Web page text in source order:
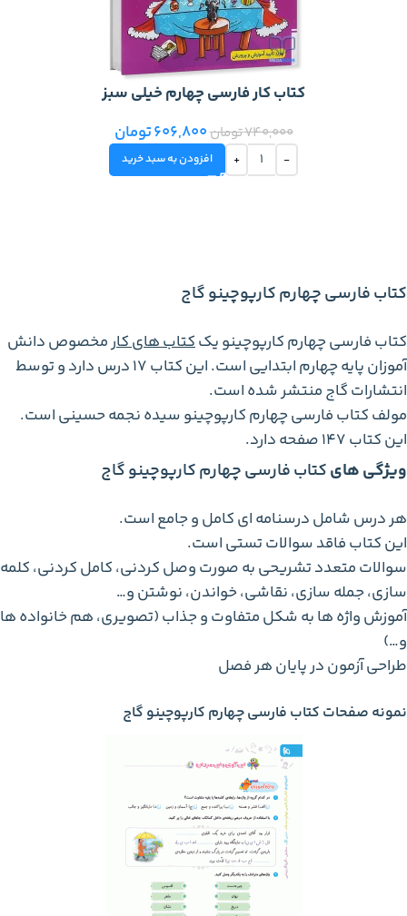
کتاب کار فارسی چهارم خیلی سبز
740,000تومان606,800تومان
افزودن به سبد خرید
کتاب فارسی چهارم کارپوچینو گاج
کتاب فارسی چهارم کارپوچینو یککتاب های کارمخصوص دانش
آموزان پایه چهارم ابتدایی است. این کتاب 17 درس دارد و توسط
انتشارات گاج منتشر شده است.
مولف کتاب فارسی چهارم کارپوچینو سیده نجمه حسینی است.
این کتاب 147 صفحه دارد.
ویژگی هایکتاب فارسی چهارم کارپوچینو گاج
هر درس شامل درسنامه ای کامل و جامع است.
این کتاب فاقد سوالات تستی است.
سوالات متعدد تشریحی به صورت وصل کردنی، کامل کردنی، کلمه
‌سازی، جمله‌ سازی، نقاشی، خواندن، نوشتن و…
آموزش واژه ‌ها به شکل متفاوت و جذاب (تصویری، هم‌ خانواده ‌ها
و…)
طراحی آزمون در پایان هر فصل
نمونه صفحات کتاب فارسی چهارم کارپوچینو گاج